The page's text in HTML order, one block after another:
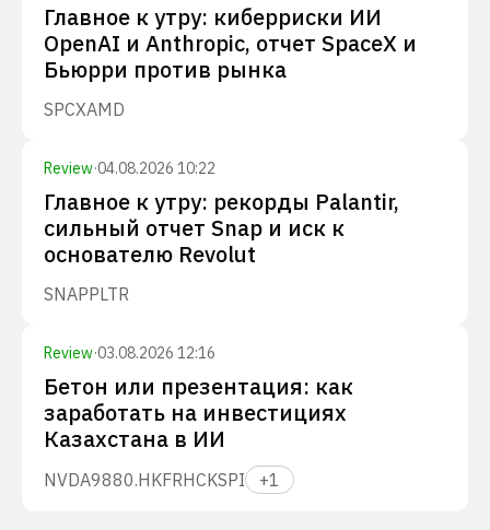
Главное к утру: киберриски ИИ
OpenAI и Anthropic, отчет SpaceX и
Бьюрри против рынка
SPCXAMD
Review·04.08.2026 10:22
Главное к утру: рекорды Palantir,
сильный отчет Snap и иск к
основателю Revolut
SNAPPLTR
Review·03.08.2026 12:16
Бетон или презентация: как
заработать на инвестициях
Казахстана в ИИ
NVDA9880.HKFRHCKSPI +1